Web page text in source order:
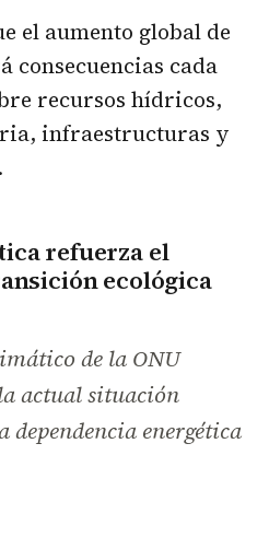
el aumento global de
consecuencias cada
recursos hídricos,
infraestructuras y
refuerza el
ecológica
de la ONU
actual situación
dependencia energética